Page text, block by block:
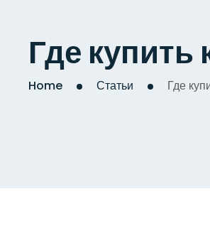
Где купить
Home Статьи Где